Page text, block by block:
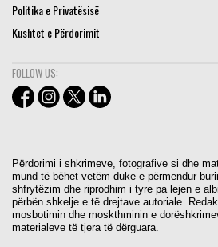
Politika e Privatësisë
Kushtet e Përdorimit
FOLLOW US:
Përdorimi i shkrimeve, fotografive si dhe
mund të bëhet vetëm duke e përmendur
shfrytëzim dhe riprodhim i tyre pa lejen e
përbën shkelje e të drejtave autoriale.
mosbotimin dhe moskthminin e
materialeve të tjera të dërguara.